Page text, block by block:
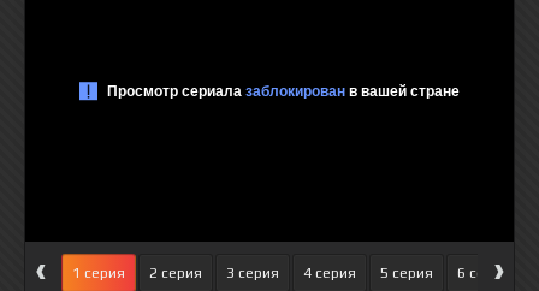
‹ 1 серия 2 серия 3 серия 4 серия 5 серия 6 серия
›